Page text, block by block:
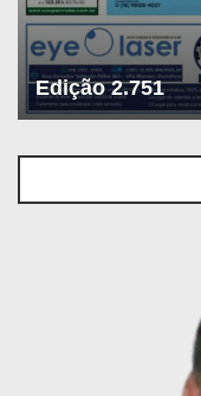
Edição 2.751